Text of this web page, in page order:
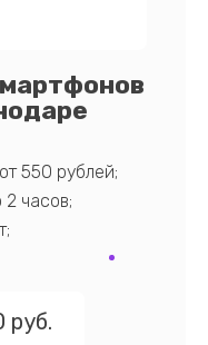
550 рублей;
часов;
руб.